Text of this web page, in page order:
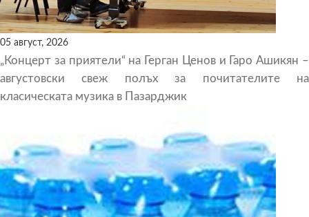
05 август, 2026
„Концерт за приятели“ на Герган Ценов и Гаро Ашикян –
августовски свеж полъх за почитателите на
класическата музика в Пазарджик